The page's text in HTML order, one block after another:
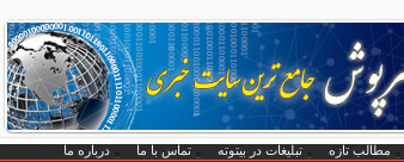
مطالب تازه تبلیغات در بیتوته تماس با ما درباره ما